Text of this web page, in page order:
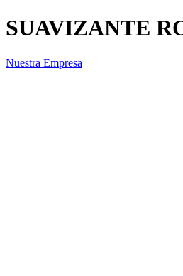
SUAVIZANTE
Nuestra Empresa